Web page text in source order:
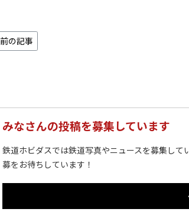
前の記事
みなさんの投稿を募集しています
鉄道ホビダスでは鉄道写真やニュースを募集し
募をお待ちしています！